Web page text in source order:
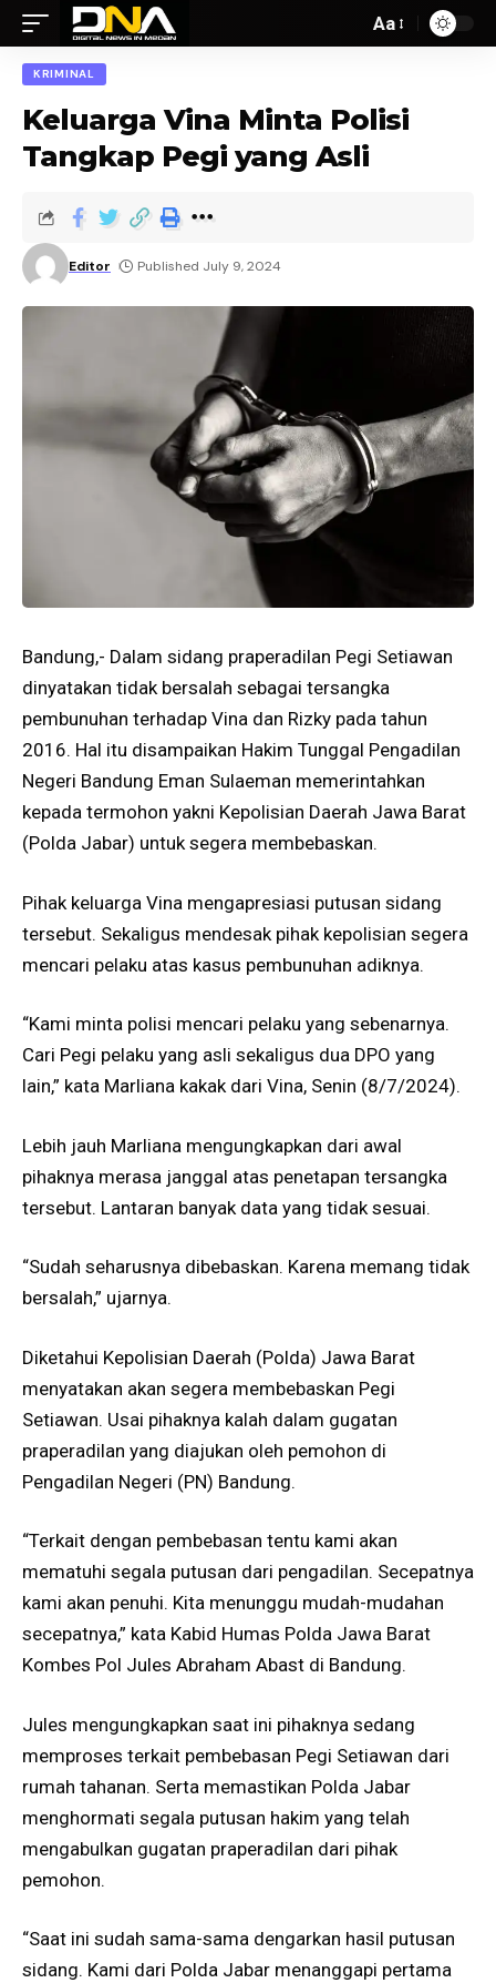
Aa
KRIMINAL
Keluarga Vina Minta Polisi
Tangkap Pegi yang Asli
Editor Published July 9, 2024
Bandung,- Dalam sidang praperadilan Pegi Setiawan
dinyatakan tidak bersalah sebagai tersangka
pembunuhan terhadap Vina dan Rizky pada tahun
2016. Hal itu disampaikan Hakim Tunggal Pengadilan
Negeri Bandung Eman Sulaeman memerintahkan
kepada termohon yakni Kepolisian Daerah Jawa Barat
(Polda Jabar) untuk segera membebaskan.
Pihak keluarga Vina mengapresiasi putusan sidang
tersebut. Sekaligus mendesak pihak kepolisian segera
mencari pelaku atas kasus pembunuhan adiknya.
“Kami minta polisi mencari pelaku yang sebenarnya.
Cari Pegi pelaku yang asli sekaligus dua DPO yang
lain,” kata Marliana kakak dari Vina, Senin (8/7/2024).
Lebih jauh Marliana mengungkapkan dari awal
pihaknya merasa janggal atas penetapan tersangka
tersebut. Lantaran banyak data yang tidak sesuai.
“Sudah seharusnya dibebaskan. Karena memang tidak
bersalah,” ujarnya.
Diketahui Kepolisian Daerah (Polda) Jawa Barat
menyatakan akan segera membebaskan Pegi
Setiawan. Usai pihaknya kalah dalam gugatan
praperadilan yang diajukan oleh pemohon di
Pengadilan Negeri (PN) Bandung.
“Terkait dengan pembebasan tentu kami akan
mematuhi segala putusan dari pengadilan. Secepatnya
kami akan penuhi. Kita menunggu mudah-mudahan
secepatnya,” kata Kabid Humas Polda Jawa Barat
Kombes Pol Jules Abraham Abast di Bandung.
Jules mengungkapkan saat ini pihaknya sedang
memproses terkait pembebasan Pegi Setiawan dari
rumah tahanan. Serta memastikan Polda Jabar
menghormati segala putusan hakim yang telah
mengabulkan gugatan praperadilan dari pihak
pemohon.
“Saat ini sudah sama-sama dengarkan hasil putusan
sidang. Kami dari Polda Jabar menanggapi pertama